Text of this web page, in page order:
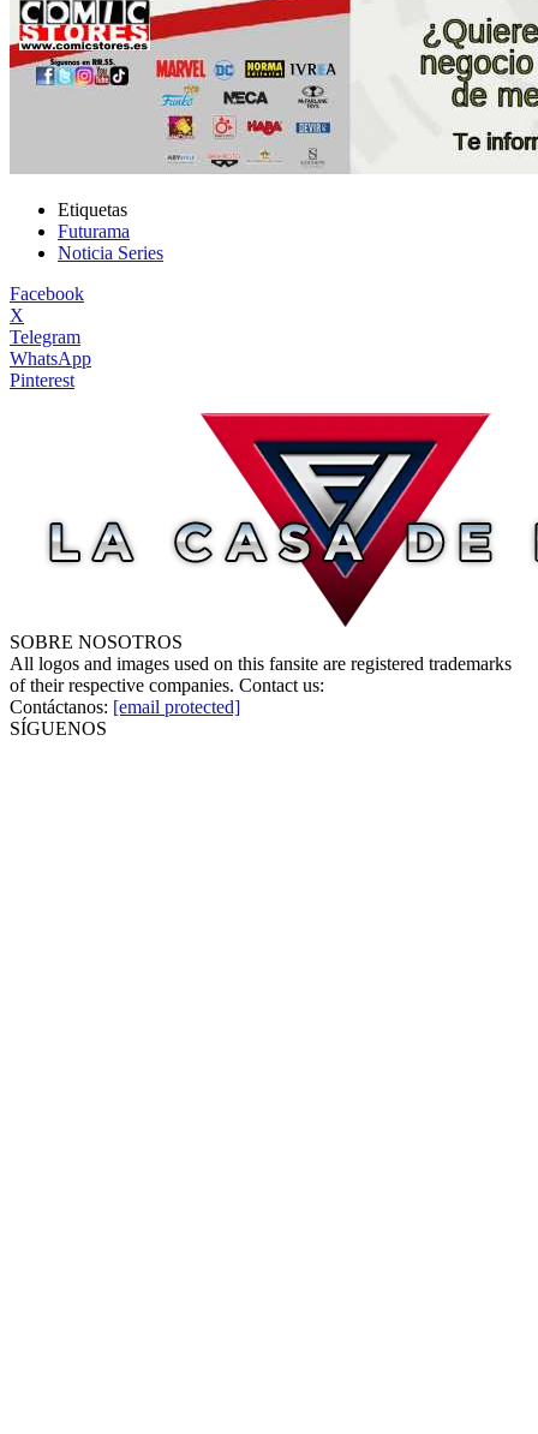
Etiquetas
Futurama
Noticia Series
Facebook
X
Telegram
WhatsApp
Pinterest
SOBRE NOSOTROS
All logos and images used on this fansite are registered trademarks
of their respective companies. Contact us:
Contáctanos: [email protected]
SÍGUENOS